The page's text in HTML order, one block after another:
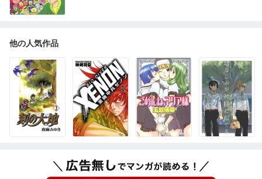
他の人気作品